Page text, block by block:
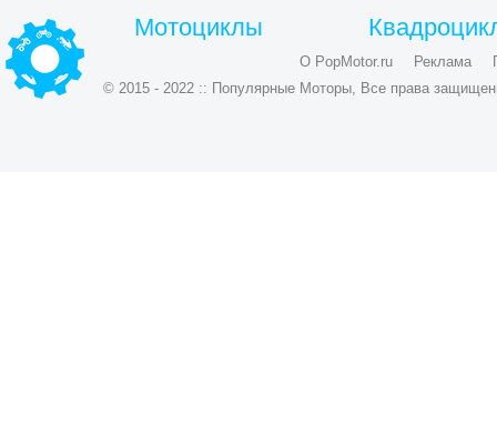
Мотоциклы
О PopMotor.ru Реклама
© 2015 - 2022 :: Популярные Моторы, Все права